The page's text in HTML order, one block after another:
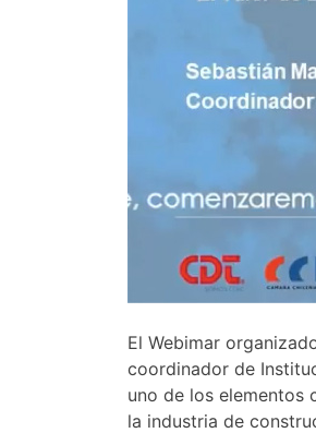
El Webimar
coordinador de
uno de los elementos
la industria de